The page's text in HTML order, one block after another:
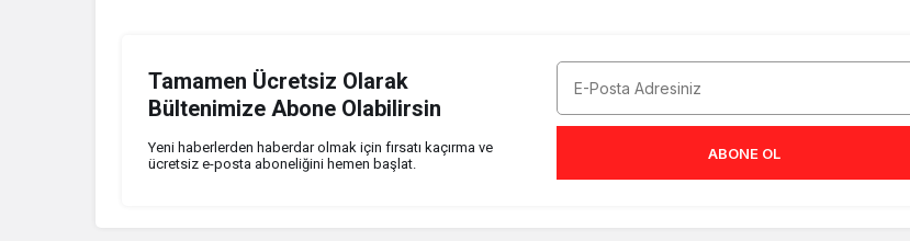
Tamamen Ücretsiz Olarak
Bültenimize Abone Olabilirsin
Yeni haberlerden haberdar olmak için fırsatı kaçırma ve
ücretsiz e-posta aboneliğini hemen başlat.
ABONE OL